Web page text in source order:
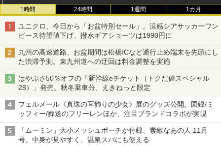
1時間 24時間 1週間 1カ月
ユニクロ、今日から「お盆特別セール」。涼感シアサッカーワン
ピース待望値下げ、撥水ギアショーツは1990円に
九州の高速道路、お盆期間は松橋ICなど通行止め端末を先頭にし
た渋滞予測。東九州道への迂回は料金調整を実施
はやぶさ50％オフの「新幹線eチケット（トクだ値スペシャル
28）」発売。秋冬乗車分、えきねっと限定
フェルメール《真珠の耳飾りの少女》展のグッズ公開。図録/ミ
ッフィー/葬送のフリーレンほか、注目ブランドコラボが実現
「ムーミン」大小メッシュポーチが付録、素敵なあの人 11月
号。中身が見やすく、温泉スパにも使える